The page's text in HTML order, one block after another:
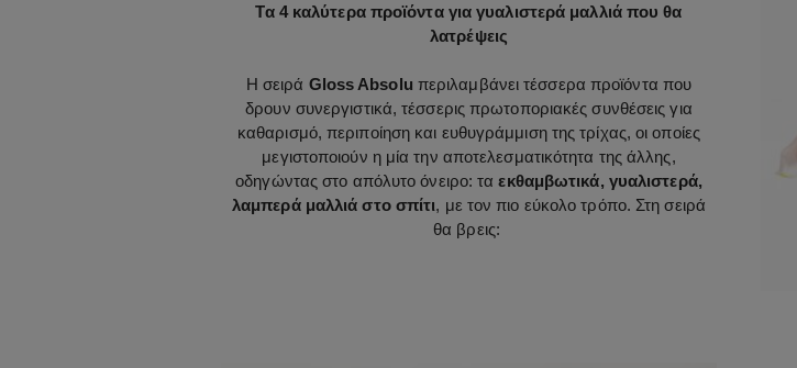
Τα 4 καλύτερα προϊόντα για γυαλιστερά μαλλιά που θα
λατρέψεις
Η σειρά Gloss Absolu περιλαμβάνει τέσσερα προϊόντα που
δρουν συνεργιστικά, τέσσερις πρωτοποριακές συνθέσεις για
καθαρισμό, περιποίηση και ευθυγράμμιση της τρίχας, οι οποίες
μεγιστοποιούν η μία την αποτελεσματικότητα της άλλης,
οδηγώντας στο απόλυτο όνειρο: ταεκθαμβωτικά, γυαλιστερά,
λαμπερά μαλλιά στο σπίτι, με τον πιο εύκολο τρόπο. Στη σειρά
θα βρεις: